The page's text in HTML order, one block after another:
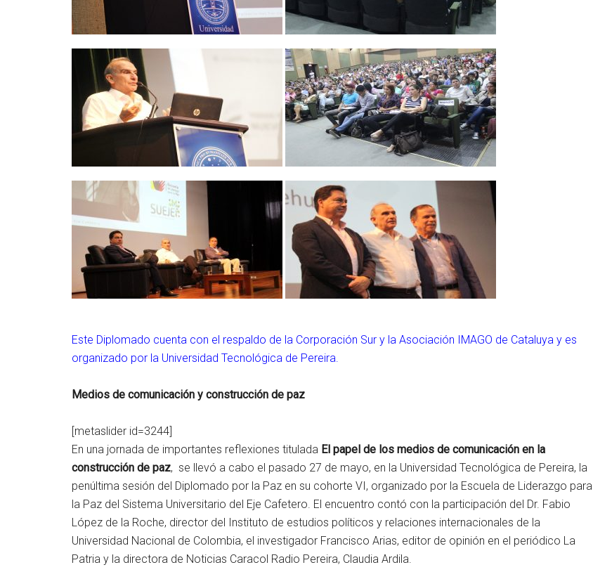
Este Diplomado cuenta con el respaldo de la Corporación Sur y la Asociación IMAGO de Cataluya y es
organizado por la Universidad Tecnológica de Pereira.
Medios de comunicación y construcción de paz
[metaslider id=3244]
En una jornada de importantes reflexiones titulada El papel de los medios de comunicación en la
construcción de paz, se llevó a cabo el pasado 27 de mayo, en la Universidad Tecnológica de Pereira, la
penúltima sesión del Diplomado por la Paz en su cohorte VI, organizado por la Escuela de Liderazgo para
la Paz del Sistema Universitario del Eje Cafetero. El encuentro contó con la participación del Dr. Fabio
López de la Roche, director del Instituto de estudios políticos y relaciones internacionales de la
Universidad Nacional de Colombia, el investigador Francisco Arias, editor de opinión en el periódico La
Patria y la directora de Noticias Caracol Radio Pereira, Claudia Ardila.